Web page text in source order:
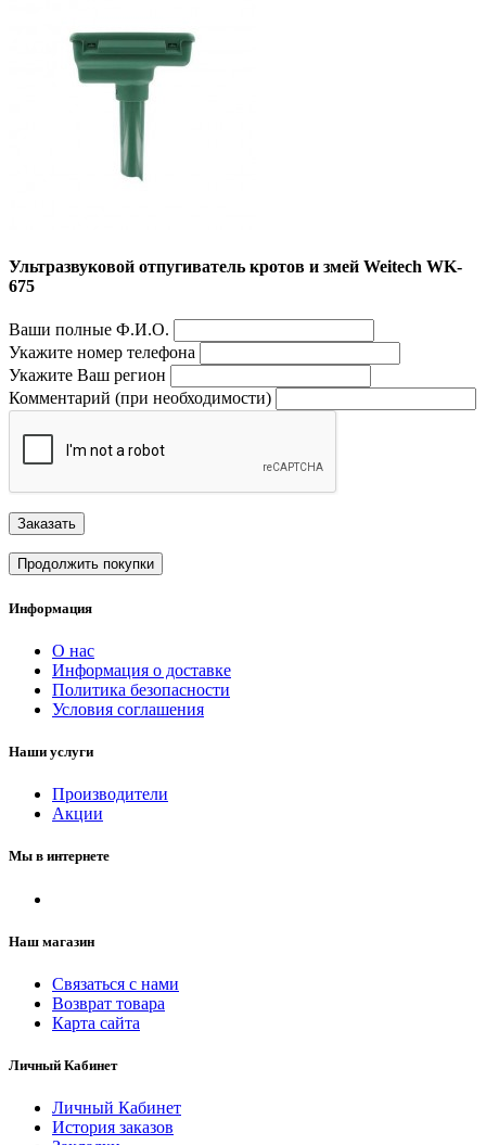
Ультразвуковой отпугиватель кротов и змей Weitech WK-
675
Ваши полные Ф.И.О.
Укажите номер телефона
Укажите Ваш регион
Комментарий (при необходимости)
Заказать
Продолжить покупки
Информация
О нас
Информация о доставке
Политика безопасности
Условия соглашения
Наши услуги
Производители
Акции
Мы в интернете
Наш магазин
Связаться с нами
Возврат товара
Карта сайта
Личный Кабинет
Личный Кабинет
История заказов